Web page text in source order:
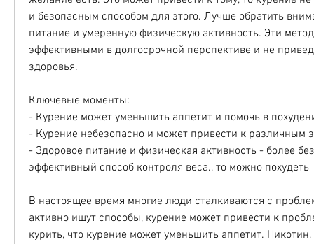
и безопасным способом для этого. Лучше обратить
питание и умеренную физическую активность. Эти
эффективными в долгосрочной перспективе и не
здоровья.
Ключевые моменты:
- Курение может уменьшить аппетит и помочь в
- Курение небезопасно и может привести к различным
- Здоровое питание и физическая активность - более
эффективный способ контроля веса., то можно похудеть
В настоящее время многие люди сталкиваются с
активно ищут способы, курение может привести к
курить, что курение может уменьшить аппетит. Никотин,